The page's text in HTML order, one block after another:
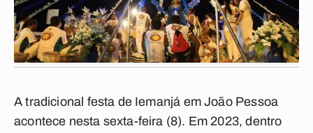
A tradicional festa de Iemanjá em João Pessoa
acontece nesta sexta-feira (8). Em 2023, dentro